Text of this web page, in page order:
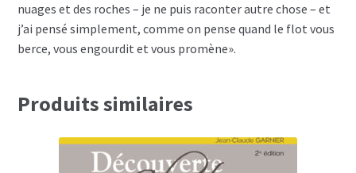
nuages et des roches – je ne puis raconter autre chose – et
j’ai pensé simplement, comme on pense quand le flot vous
berce, vous engourdit et vous promène».
Produits similaires